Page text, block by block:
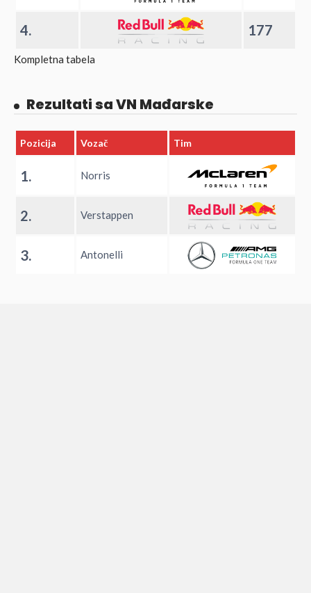
4. 177
Kompletna tabela
Rezultati sa VN Mađarske
Pozicija Vozač Tim
1. Norris
2. Verstappen
3. Antonelli